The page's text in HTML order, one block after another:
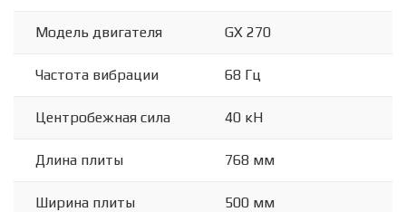
Модель двигателя GX 270
Частота вибрации 68 Гц
Центробежная сила 40 кН
Длина плиты 768 мм
Ширина плиты 500 мм